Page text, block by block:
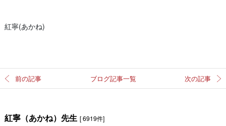
紅寧(あかね)
前の記事 ブログ記事一覧 次の記事
紅寧（あかね）先生 [ 6919件]